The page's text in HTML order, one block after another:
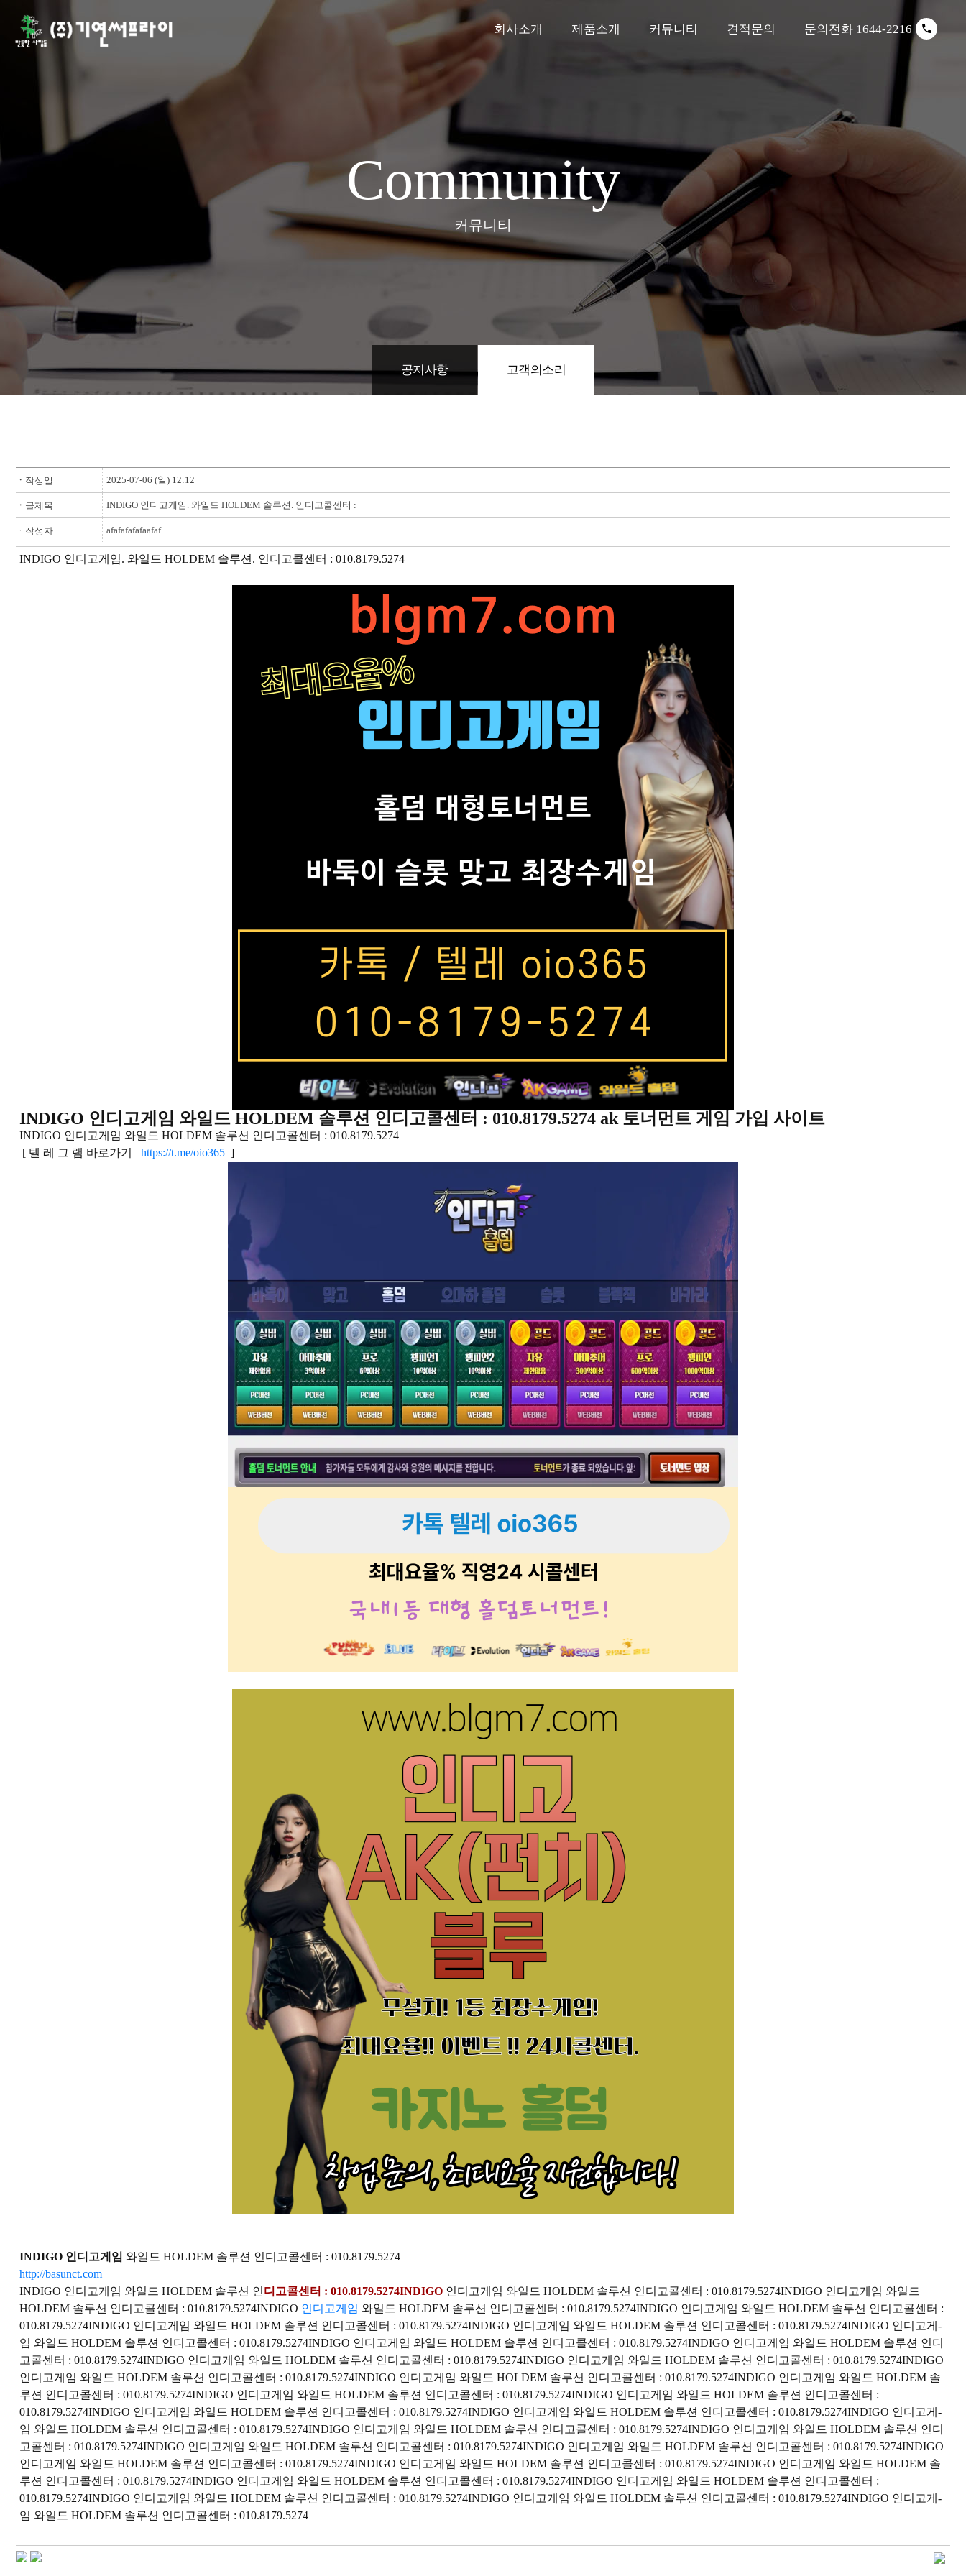
회사소개 제품소개 커뮤니티 견적문의 문의전화 1644-2216
Community
커뮤니티
공지사항 고객의소리
ㆍ 작성일 2025-07-06 (일) 12:12
ㆍ 글제목 INDIGO 인디고게­임. 와일드 HOLDEM 솔루션. 인디고콜센터 :
ㆍ작성자 afafafafafaafaf
INDIGO 인디고게­임. 와일드 HOLDEM 솔루션. 인디고콜센터 : 010.8179.5274
INDIGO 인디고게­임 와일드 HOLDEM 솔루션 인디고콜센터 : 010.8179.5274 ak 토너먼트 게­임 가입 사이트
INDIGO 인디고게­임 와일드 HOLDEM 솔루션 인디고콜센터 : 010.8179.5274
[ 텔 레 그 램 바로가기 https://t.me/oio365 ]
INDIGO 인디고게­임 와일드 HOLDEM 솔루션 인디고콜센터 : 010.8179.5274
http://basunct.com
INDIGO 인디고게­임 와일드 HOLDEM 솔루션 인디고콜센터 : 010.8179.5274INDIGO 인디고게­임 와일드 HOLDEM 솔루션 인디고콜센터 : 010.8179.5274INDIGO 인디고게­임 와일드
HOLDEM 솔루션 인디고콜센터 : 010.8179.5274INDIGO 인디고게­임 와일드 HOLDEM 솔루션 인디고콜센터 : 010.8179.5274INDIGO 인디고게­임 와일드 HOLDEM 솔루션 인디고콜센터 :
010.8179.5274INDIGO 인디고게­임 와일드 HOLDEM 솔루션 인디고콜센터 : 010.8179.5274INDIGO 인디고게­임 와일드 HOLDEM 솔루션 인디고콜센터 : 010.8179.5274INDIGO 인디고게­
임 와일드 HOLDEM 솔루션 인디고콜센터 : 010.8179.5274INDIGO 인디고게­임 와일드 HOLDEM 솔루션 인디고콜센터 : 010.8179.5274INDIGO 인디고게­임 와일드 HOLDEM 솔루션 인디
고콜센터 : 010.8179.5274INDIGO 인디고게­임 와일드 HOLDEM 솔루션 인디고콜센터 : 010.8179.5274INDIGO 인디고게­임 와일드 HOLDEM 솔루션 인디고콜센터 : 010.8179.5274INDIGO
인디고게­임 와일드 HOLDEM 솔루션 인디고콜센터 : 010.8179.5274INDIGO 인디고게­임 와일드 HOLDEM 솔루션 인디고콜센터 : 010.8179.5274INDIGO 인디고게­임 와일드 HOLDEM 솔
루션 인디고콜센터 : 010.8179.5274INDIGO 인디고게­임 와일드 HOLDEM 솔루션 인디고콜센터 : 010.8179.5274INDIGO 인디고게­임 와일드 HOLDEM 솔루션 인디고콜센터 :
010.8179.5274INDIGO 인디고게­임 와일드 HOLDEM 솔루션 인디고콜센터 : 010.8179.5274INDIGO 인디고게­임 와일드 HOLDEM 솔루션 인디고콜센터 : 010.8179.5274INDIGO 인디고게­
임 와일드 HOLDEM 솔루션 인디고콜센터 : 010.8179.5274INDIGO 인디고게­임 와일드 HOLDEM 솔루션 인디고콜센터 : 010.8179.5274INDIGO 인디고게­임 와일드 HOLDEM 솔루션 인디
고콜센터 : 010.8179.5274INDIGO 인디고게­임 와일드 HOLDEM 솔루션 인디고콜센터 : 010.8179.5274INDIGO 인디고게­임 와일드 HOLDEM 솔루션 인디고콜센터 : 010.8179.5274INDIGO
인디고게­임 와일드 HOLDEM 솔루션 인디고콜센터 : 010.8179.5274INDIGO 인디고게­임 와일드 HOLDEM 솔루션 인디고콜센터 : 010.8179.5274INDIGO 인디고게­임 와일드 HOLDEM 솔
루션 인디고콜센터 : 010.8179.5274INDIGO 인디고게­임 와일드 HOLDEM 솔루션 인디고콜센터 : 010.8179.5274INDIGO 인디고게­임 와일드 HOLDEM 솔루션 인디고콜센터 :
010.8179.5274INDIGO 인디고게­임 와일드 HOLDEM 솔루션 인디고콜센터 : 010.8179.5274INDIGO 인디고게­임 와일드 HOLDEM 솔루션 인디고콜센터 : 010.8179.5274INDIGO 인디고게­
임 와일드 HOLDEM 솔루션 인디고콜센터 : 010.8179.5274